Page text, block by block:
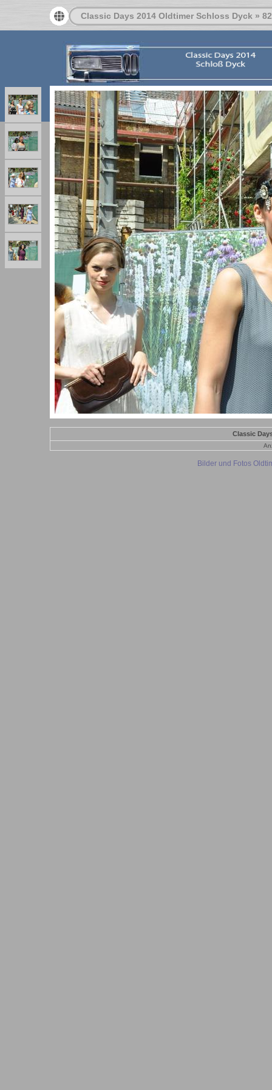
Classic Days 2014 Oldtimer Schloss Dyck »
Classic
Bilder und Fotos